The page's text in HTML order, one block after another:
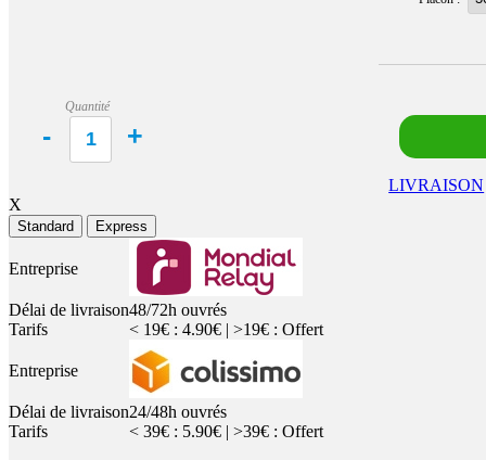
Quantité
LIVRAISON
X
Standard Express
Entreprise
Délai de livraison48/72h ouvrés
Tarifs
< 19€ : 4.90€ | >19€ : Offert
Entreprise
Délai de livraison24/48h ouvrés
Tarifs
< 39€ : 5.90€ | >39€ : Offert